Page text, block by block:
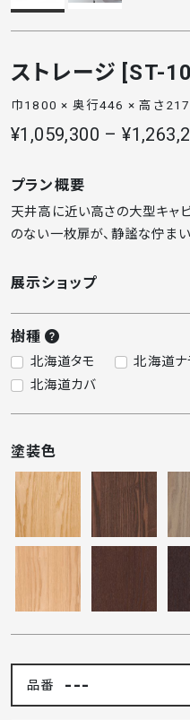
ストレージ [ST-
巾1800 × 奥行446 × 高さ
¥1,059,300 –
プラン概要
天井高に近い高さの大型キャ
のない一枚扉が、静謐な佇まい
展示ショップ
樹種
北海道タモ 北海道ナ
北海道カバ
塗装色
品番 ---